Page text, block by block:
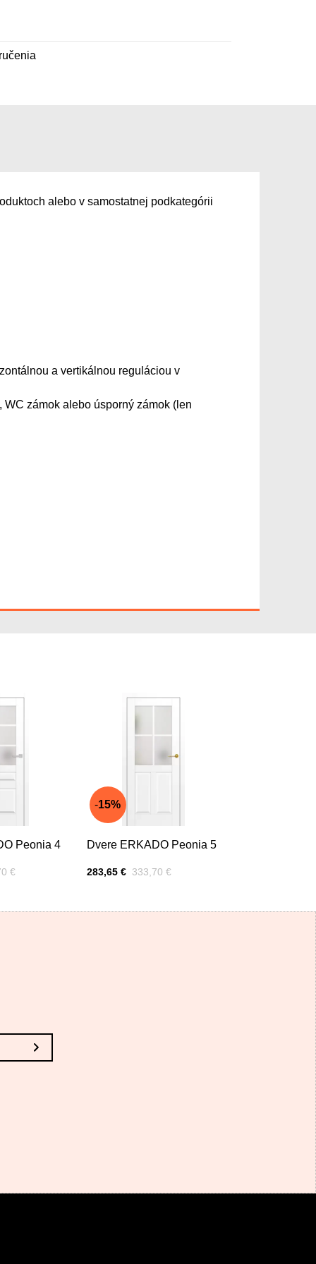
alebo v samostatnej podkategórii
a vertikálnou reguláciou v
zámok alebo úsporný zámok (len
Peonia 4
€
Dvere ERKADO Peonia 5
Cena s DPH
283,65 € Pred zľavou:
333,70 €
15%